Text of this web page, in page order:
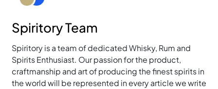
Spiritory Team
Spiritory is a team of dedicated Whisky, Rum and
Spirits Enthusiast. Our passion for the product,
craftmanship and art of producing the finest spirits in
the world will be represented in every article we write